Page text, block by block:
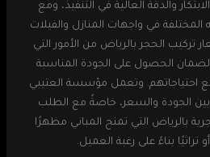
والدقة العالية في التنفيذ، ومع
المختلفة في واجهات المنازل والفيلات
الحجر بالرياض من الأمور التي
لضمان الحصول على الجودة المناسبة
وتعمل مؤسسة العتيبي
الجودة والسعر، خاصةً مع الطلب
بالرياض التي تمنح المباني مظهرًا
بناءً على رغبة العميل.